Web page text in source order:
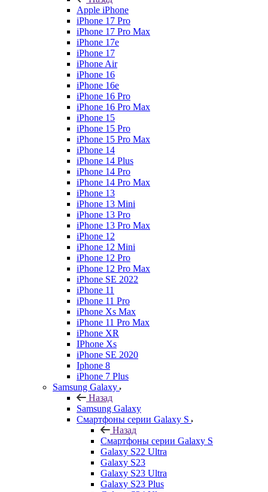
Apple iPhone
iPhone 17 Pro
iPhone 17 Pro Max
iPhone 17e
iPhone 17
iPhone Air
iPhone 16
iPhone 16e
iPhone 16 Pro
iPhone 16 Pro Max
iPhone 15
iPhone 15 Pro
iPhone 15 Pro Max
iPhone 14
iPhone 14 Plus
iPhone 14 Pro
iPhone 14 Pro Max
iPhone 13
iPhone 13 Mini
iPhone 13 Pro
iPhone 13 Pro Max
iPhone 12
iPhone 12 Mini
iPhone 12 Pro
iPhone 12 Pro Max
iPhone SE 2022
iPhone 11
iPhone 11 Pro
iPhone Xs Max
iPhone 11 Pro Max
iPhone XR
IPhone Xs
iPhone SE 2020
Iphone 8
iPhone 7 Plus
Samsung Galaxy
Назад
Samsung Galaxy
Смартфоны серии Galaxy S
Назад
Смартфоны серии Galaxy S
Galaxy S22 Ultra
Galaxy S23
Galaxy S23 Ultra
Galaxy S23 Plus